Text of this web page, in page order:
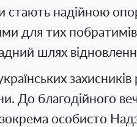
стають надійною
для тих побратимів
шлях
захисників
До благодійного
особисто